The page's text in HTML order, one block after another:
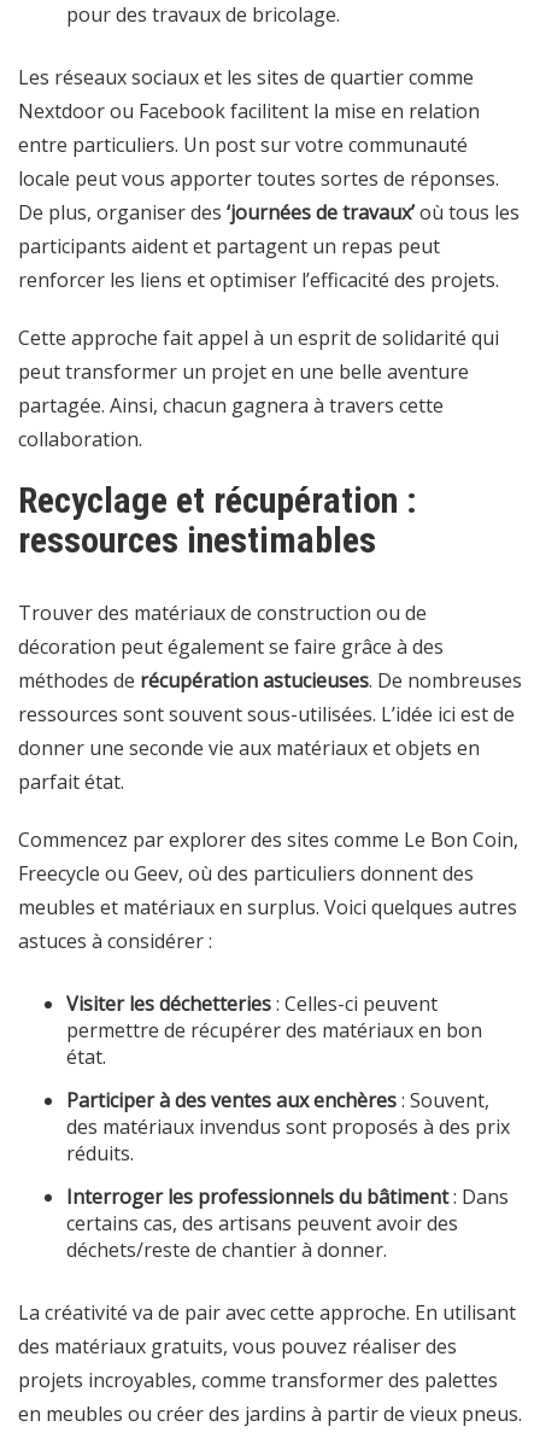
pour des travaux de bricolage.
Les réseaux sociaux et les sites de quartier comme
Nextdoor ou Facebook facilitent la mise en relation
entre particuliers. Un post sur votre communauté
locale peut vous apporter toutes sortes de réponses.
De plus, organiser des ‘journées de travaux’où tous les
participants aident et partagent un repas peut
renforcer les liens et optimiser l’efficacité des projets.
Cette approche fait appel à un esprit de solidarité qui
peut transformer un projet en une belle aventure
partagée. Ainsi, chacun gagnera à travers cette
collaboration.
Recyclage et récupération :
ressources inestimables
Trouver des matériaux de construction ou de
décoration peut également se faire grâce à des
méthodes de récupération astucieuses. De nombreuses
ressources sont souvent sous-utilisées. L’idée ici est de
donner une seconde vie aux matériaux et objets en
parfait état.
Commencez par explorer des sites comme Le Bon Coin,
Freecycle ou Geev, où des particuliers donnent des
meubles et matériaux en surplus. Voici quelques autres
astuces à considérer :
Visiter les déchetteries: Celles-ci peuvent
permettre de récupérer des matériaux en bon
état.
Participer à des ventes aux enchères: Souvent,
des matériaux invendus sont proposés à des prix
réduits.
Interroger les professionnels du bâtiment: Dans
certains cas, des artisans peuvent avoir des
déchets/reste de chantier à donner.
La créativité va de pair avec cette approche. En utilisant
des matériaux gratuits, vous pouvez réaliser des
projets incroyables, comme transformer des palettes
en meubles ou créer des jardins à partir de vieux pneus.